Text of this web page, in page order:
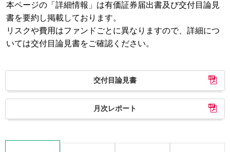
本ページの「詳細情報」は有価証券届出書及び交付目論見
書を要約し掲載しております。
リスクや費用はファンドごとに異なりますので、詳細につ
いては交付目論見書をご確認ください。
交付目論見書
月次レポート